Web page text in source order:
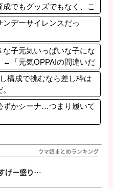
でもグッズでもなく、こ
ンデーサイレンスだっ
な子元気いっぱいな子にな
←「元気OPPAIの間違いだ
構成で挑むなら差し枠は
ずかシーナ…つまり履いて